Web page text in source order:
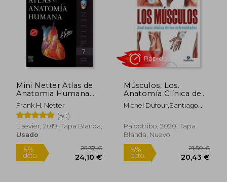
Mini Netter Atlas de
Anatomia Humana
(Incluye Contenido
Digital)
Frank H. Netter
(50)
Elsevier, 2019, Tapa Blanda,
Usado
Músculos, Los.
Anatomía Clínica de
las Extremidades
Michel Dufour,Santiago
Paidotribo, 2020, Tapa
Blanda, NuevoRápido